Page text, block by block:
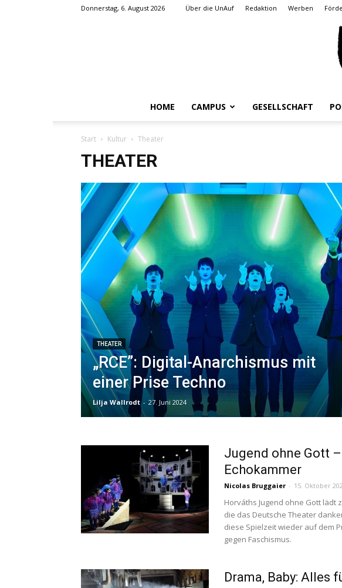
Donnerstag, 6. August 2026 Über die UnAuf Redaktion Werben
HOME CAMPUS GESELLSCHAFT
Start Kultur Theater
THEATER
THEATER
„RCE”: Digital-Anarchismus mit
einer Prise Techno
Lilja Wallrodt - 27. Juni 2024
Jugend ohne Gott
Echokammer
Nicolas Bruggaier - 15. Oktober
Horváths Jugend ohne Gott lädt
die das Deutsche Theater
diese Spielzeit wieder auf dem
gegen Faschismus.
Drama, Baby: Alles